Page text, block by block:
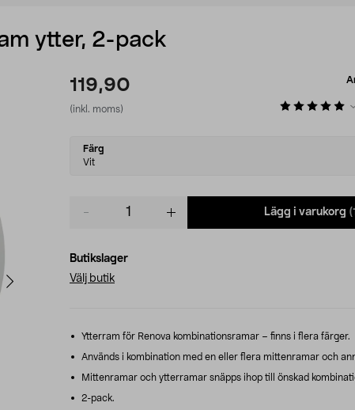
ytter, 2-pack
119,90
(inkl. moms)
Select
variant
Färg
Vit
Lägg i varukorg
Butikslager
Välj butik
Ytterram för Renova kombinationsramar – finns i flera färger.
Används i kombination med en eller flera mittenramar och
Mittenramar och ytterramar snäpps ihop till önskad
2-pack.